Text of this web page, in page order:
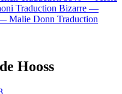
Traduction Bizarre —
— Malie Donn Traduction
Hooss